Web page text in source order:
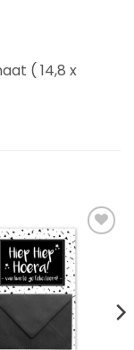
( 14,8 x
Add to
Wishlist